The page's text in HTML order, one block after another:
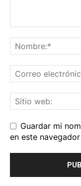
Guardar mi
en este